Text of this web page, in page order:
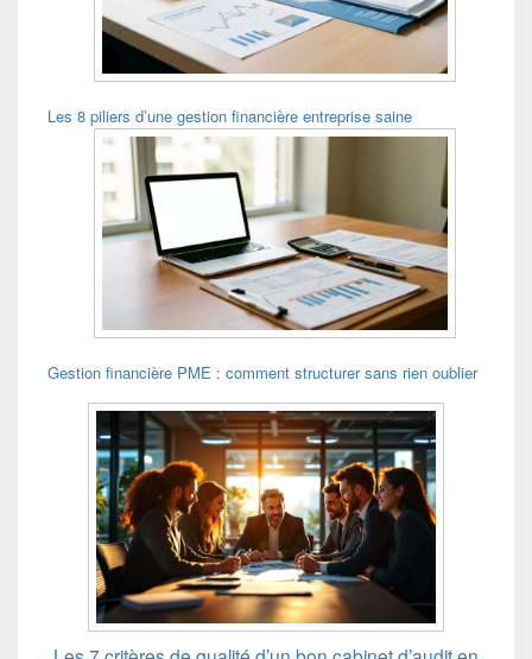
Les 8 piliers d’une gestion financière entreprise saine
Gestion financière PME : comment structurer sans rien oublier